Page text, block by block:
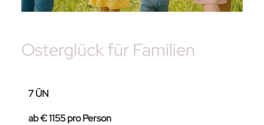
Osterglück für Familien
7 ÜN
ab € 1155 pro Person